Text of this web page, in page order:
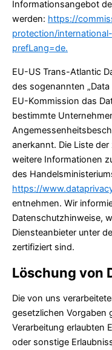
Informationsangebot
werden: https://
protection/
prefLang=de.
EU-US Trans-Atlantic
des sogenannten
EU-Kommission das
bestimmte
anerkannt. Die Liste
weitere Informationen
des
https://
entnehmen. Wir
Datenschutzhinweise,
Diensteanbieter unter
zertifiziert sind.
Löschung von
Die von uns
gesetzlichen Vorgaben
Verarbeitung erlaubten
oder sonstige